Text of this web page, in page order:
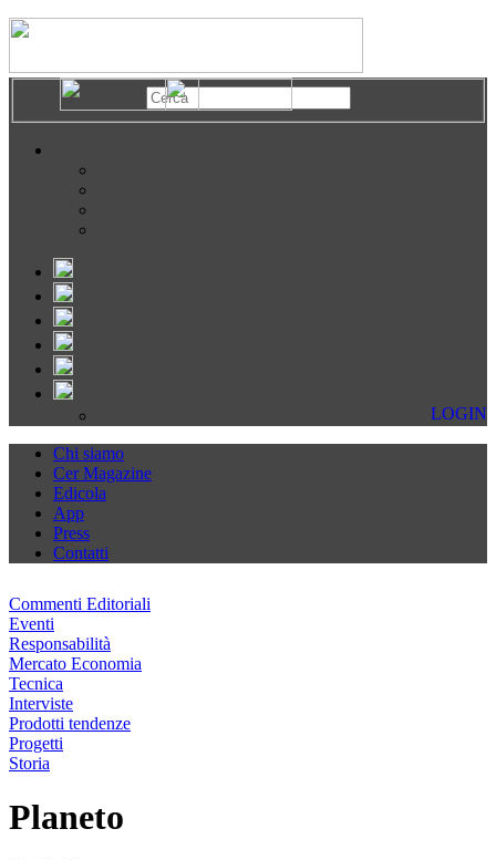
LOGIN
Chi siamo
Cer Magazine
Edicola
App
Press
Contatti
Commenti Editoriali
Eventi
Responsabilità
Mercato Economia
Tecnica
Interviste
Prodotti tendenze
Progetti
Storia
Planeto